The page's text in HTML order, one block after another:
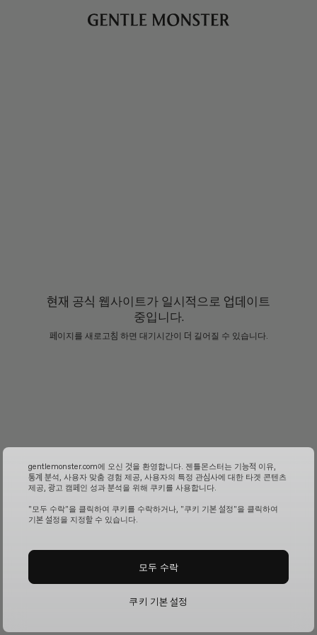
현재 공식 웹사이트가 일시적으로 업데이트
중입니다.
페이지를 새로고침 하면 대기시간이 더 길어질 수 있습니다.
gentlemonster.com에 오신 것을 환영합니다. 젠틀몬스터는 기능적 이유,
통계 분석, 사용자 맞춤 경험 제공, 사용자의 특정 관심사에 대한 타겟 콘텐츠
제공, 광고 캠페인 성과 분석을 위해 쿠키를 사용합니다.
"모두 수락"을 클릭하여 쿠키를 수락하거나, "쿠키 기본 설정"을 클릭하여
기본 설정을 지정할 수 있습니다.
쿠키 기본 설정
모두 수락